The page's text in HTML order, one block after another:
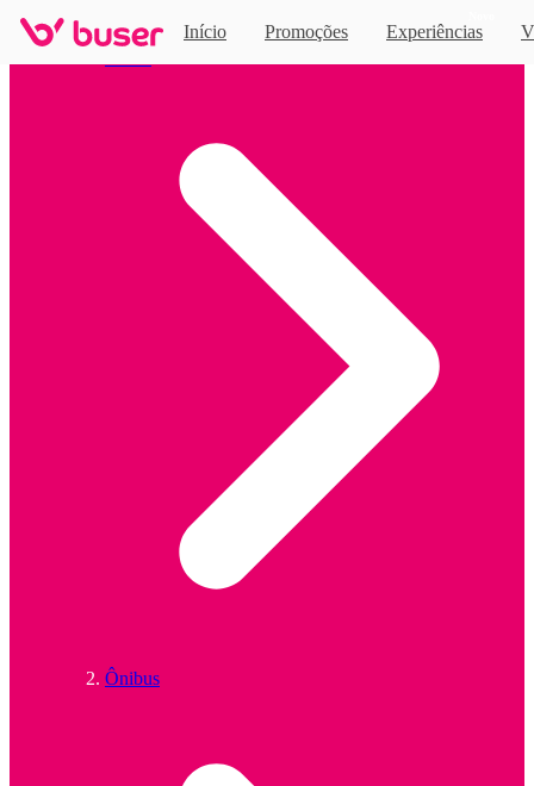
Início Promoções Experiências
Ônibus